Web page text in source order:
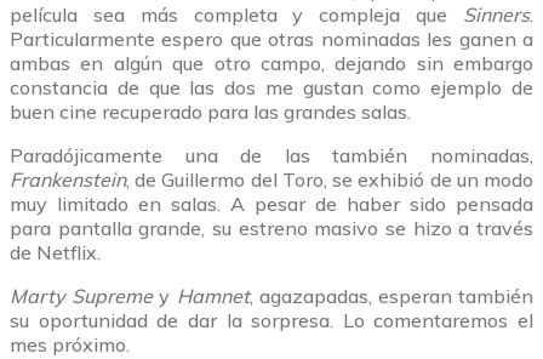
película sea más completa y compleja que Sinners.
Particularmente espero que otras nominadas les ganen a
ambas en algún que otro campo, dejando sin embargo
constancia de que las dos me gustan como ejemplo de
buen cine recuperado para las grandes salas.
Paradójicamente una de las también nominadas,
Frankenstein, de Guillermo del Toro, se exhibió de un modo
muy limitado en salas. A pesar de haber sido pensada
para pantalla grande, su estreno masivo se hizo a través
de Netflix.
Marty Supremey Hamnet, agazapadas, esperan también
su oportunidad de dar la sorpresa. Lo comentaremos el
mes próximo.